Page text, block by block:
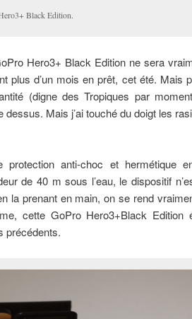
Black Edition.
Hero3+ Black Edition ne sera
plus d’un mois en prêt, cet été. Mais
(digne des Tropiques par
dessus. Mais j’ai touché du doigt les
anti-choc et hermétique
de 40 m sous l’eau, le dispositif
la prenant en main, on se rend
cette GoPro Hero3+Black Edition
précédents.